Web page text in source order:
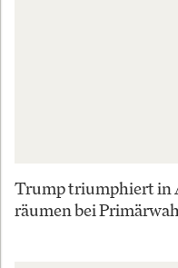
Trump triumphiert in
räumen bei